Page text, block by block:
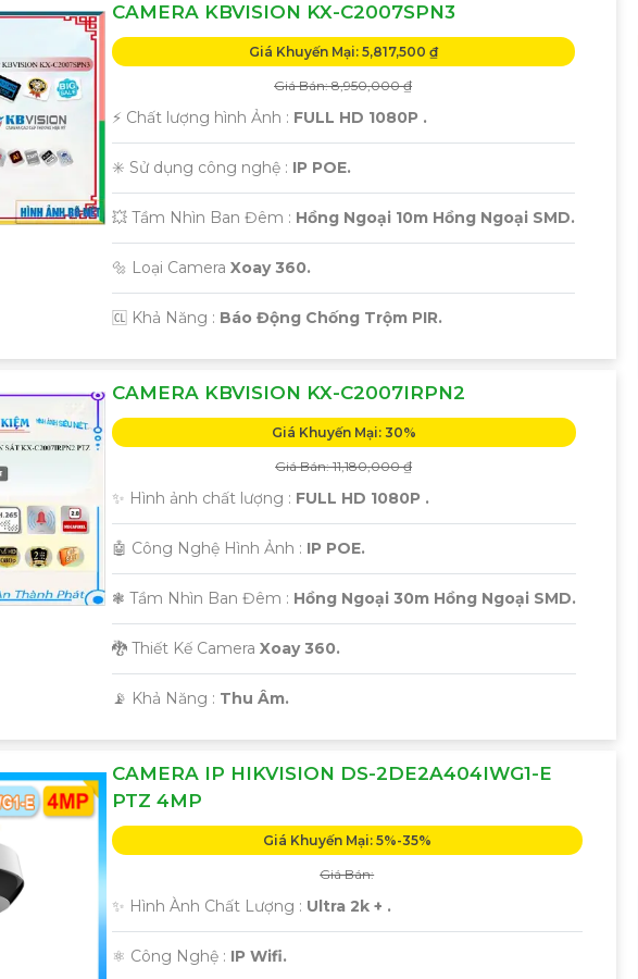
CAMERA KBVISION KX-C2007SPN3
Giá Khuyến Mại: 5,817,500 ₫
Giá Bán: 8,950,000 ₫
️⚡ Chất lượng hình Ảnh : FULL HD 1080P .
✳️ Sử dụng công nghệ : IP POE.
💥 Tầm Nhìn Ban Đêm : Hồng Ngoại 10m Hồng Ngoại SMD.
🔩 Loại Camera Xoay 360.
️🆑 Khả Năng : Báo Động Chống Trộm PIR.
CAMERA KBVISION KX-C2007IRPN2
Giá Khuyến Mại: 30%
Giá Bán: 11,180,000 ₫
✨ Hình ảnh chất lượng : FULL HD 1080P .
🤖️ Công Nghệ Hình Ảnh : IP POE.
❃ Tầm Nhìn Ban Đêm : Hồng Ngoại 30m Hồng Ngoại SMD.
🐉️ Thiết Kế Camera Xoay 360.
️📡 Khả Năng : Thu Âm.
CAMERA IP HIKVISION DS-2DE2A404IWG1-E
PTZ 4MP
Giá Khuyến Mại: 5%-35%
Giá Bán:
✨ Hình Ành Chất Lượng : Ultra 2k + .
⚛️ Công Nghệ : IP Wifi.